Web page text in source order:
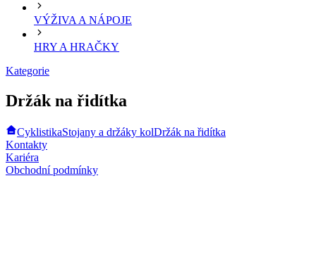
VÝŽIVA A NÁPOJE
HRY A HRAČKY
Kategorie
Držák na řidítka
CyklistikaStojany a držáky kolDržák na řidítka
Kontakty
Kariéra
Obchodní podmínky